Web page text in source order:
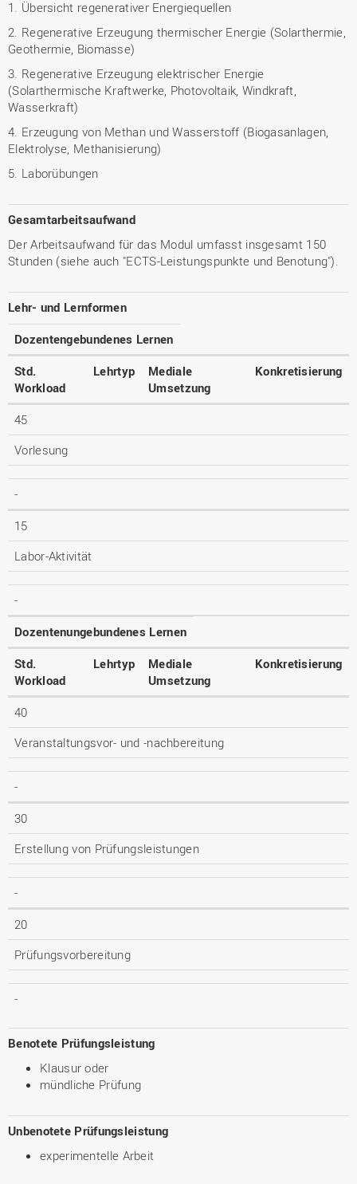
1. Übersicht regenerativer Energiequellen
2. Regenerative Erzeugung thermischer Energie (Solarthermie,
Geothermie, Biomasse)
3. Regenerative Erzeugung elektrischer Energie
(Solarthermische Kraftwerke, Photovoltaik, Windkraft,
Wasserkraft)
4. Erzeugung von Methan und Wasserstoff (Biogasanlagen,
Elektrolyse, Methanisierung)
5. Laborübungen
Gesamtarbeitsaufwand
Der Arbeitsaufwand für das Modul umfasst insgesamt 150
Stunden (siehe auch "ECTS-Leistungspunkte und Benotung").
Lehr- und Lernformen
Dozentengebundenes Lernen
Std.
Workload
Lehrtyp
Mediale
Umsetzung
Konkretisierung
45
Vorlesung
-
15
Labor-Aktivität
-
Dozentenungebundenes Lernen
Std.
Workload
Lehrtyp
Mediale
Umsetzung
Konkretisierung
40
Veranstaltungsvor- und -nachbereitung
-
30
Erstellung von Prüfungsleistungen
-
20
Prüfungsvorbereitung
-
Benotete Prüfungsleistung
Klausur oder
mündliche Prüfung
Unbenotete Prüfungsleistung
experimentelle Arbeit